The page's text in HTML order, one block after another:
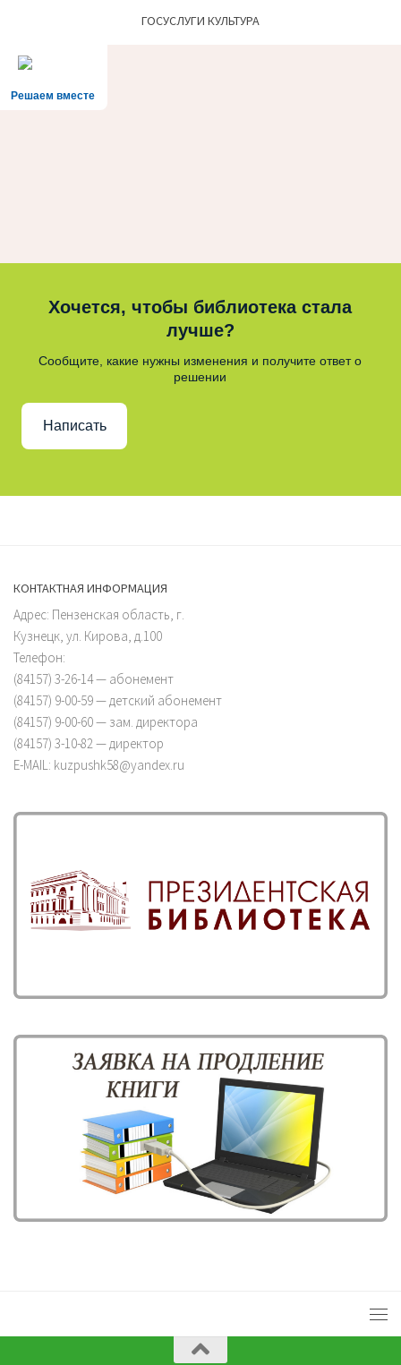
ГОСУСЛУГИ КУЛЬТУРА
Решаем вместе
Хочется, чтобы библиотека стала
лучше?
Сообщите, какие нужны изменения и получите ответ о
решении
Написать
КОНТАКТНАЯ ИНФОРМАЦИЯ
Адрес: Пензенская область, г.
Кузнецк, ул. Кирова, д.100
Телефон:
(84157) 3-26-14 — абонемент
(84157) 9-00-59 — детский абонемент
(84157) 9-00-60 — зам. директора
(84157) 3-10-82 — директор
E-MAIL: kuzpushk58@yandex.ru